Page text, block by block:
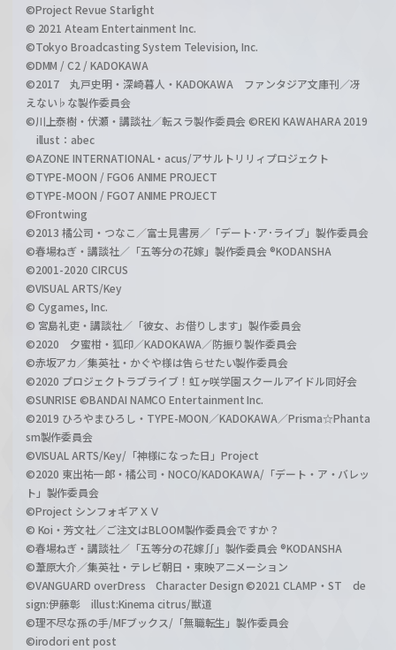
©Project Revue Starlight
© 2021 Ateam Entertainment Inc.
©Tokyo Broadcasting System Television, Inc.
©DMM / C2 / KADOKAWA
©2017 丸戸史明・深崎暮人・KADOKAWA ファンタジア文庫刊／冴
えない♭な製作委員会
©川上泰樹・伏瀬・講談社／転スラ製作委員会 ©REKI KAWAHARA 2019
illust：abec
©AZONE INTERNATIONAL・acus/アサルトリリィプロジェクト
©TYPE-MOON / FGO6 ANIME PROJECT
©TYPE-MOON / FGO7 ANIME PROJECT
©Frontwing
©2013 橘公司・つなこ／富士見書房／「デート･ア･ライブ」製作委員会
©春場ねぎ・講談社／「五等分の花嫁」製作委員会 ®KODANSHA
©2001-2020 CIRCUS
©VISUAL ARTS/Key
© Cygames, Inc.
© 宮島礼吏・講談社／「彼女、お借りします」製作委員会
©2020 夕蜜柑・狐印／KADOKAWA／防振り製作委員会
©赤坂アカ／集英社・かぐや様は告らせたい製作委員会
©2020 プロジェクトラブライブ！虹ヶ咲学園スクールアイドル同好会
©SUNRISE ©BANDAI NAMCO Entertainment Inc.
©2019 ひろやまひろし・TYPE-MOON／KADOKAWA／Prisma☆Phanta
sm製作委員会
©VISUAL ARTS/Key/「神様になった日」Project
©2020 東出祐一郎・橘公司・NOCO/KADOKAWA/「デート・ア・バレッ
ト」製作委員会
©Project シンフォギアＸＶ
© Koi・芳文社／ご注文はBLOOM製作委員会ですか？
©春場ねぎ・講談社／「五等分の花嫁∬」製作委員会 ®KODANSHA
©葦原大介／集英社・テレビ朝日・東映アニメーション
©VANGUARD overDress Character Design ©2021 CLAMP・ST de
sign:伊藤彰 illust:Kinema citrus/獣道
©理不尽な孫の手/MFブックス/「無職転生」製作委員会
©irodori ent post